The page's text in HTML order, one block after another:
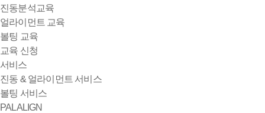
진동분석교육
얼라이먼트 교육
볼팅 교육
교육 신청
서비스
진동 & 얼라이먼트 서비스
볼팅 서비스
PALALIGN